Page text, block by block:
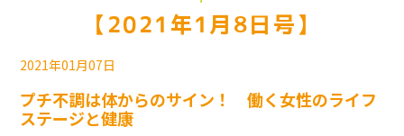
【2021年1月8日号】
2021年01月07日
プチ不調は体からのサイン！ 働く女性のライフ
ステージと健康